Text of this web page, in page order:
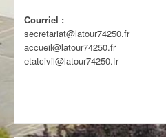
Courriel :
secretariat@latour74250.fr
accueil@latour74250.fr
etatcivil@latour74250.fr